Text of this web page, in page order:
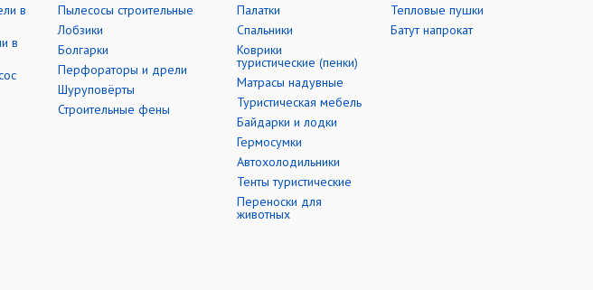
в
в
Пылесосы строительные
Лобзики
Болгарки
Перфораторы и дрели
Шуруповёрты
Строительные фены
Палатки
Cпальники
Коврики
туристические (пенки)
Матрасы надувные
Туристическая мебель
Байдарки и лодки
Гермосумки
Автохолодильники
Тенты туристические
Переноски для
животных
Тепловые пушки
Батут напрокат